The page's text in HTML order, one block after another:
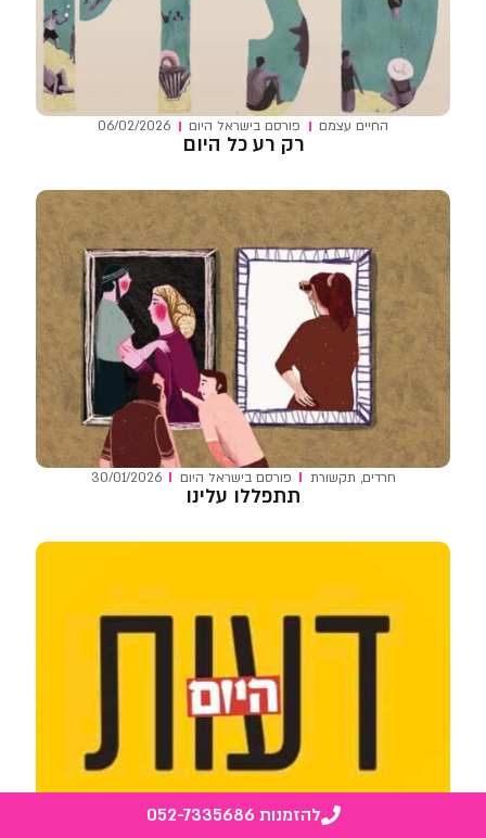
להזמנות 052-7335686
החיים עצמם פורסם בישראל היום 06/02/2026
רק רע כל היום
חרדים, תקשורת פורסם בישראל היום 30/01/2026
תתפללו עלינו